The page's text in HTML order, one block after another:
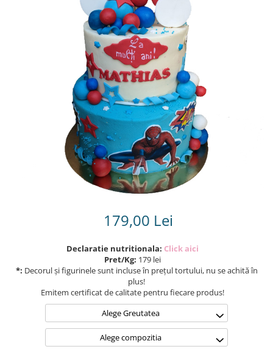
Torturi in frosting- crema pentru
Tortulețe 1.7 kg - 2 kg
179,00 Lei
Declaratie nutritionala: Click aici
Pret/Kg: 179 lei
*: Decorul și figurinele sunt incluse în prețul tortului, nu se achită în
plus!
Emitem certificat de calitate pentru fiecare produs!
Alege Greutatea
Alege compozitia